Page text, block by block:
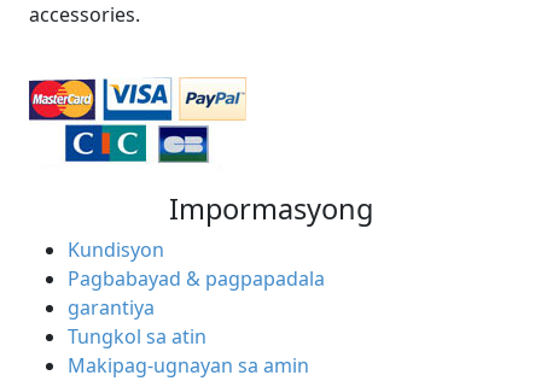
accessories.
Impormasyong
Kundisyon
Pagbabayad & pagpapadala
garantiya
Tungkol sa atin
Makipag-ugnayan sa amin